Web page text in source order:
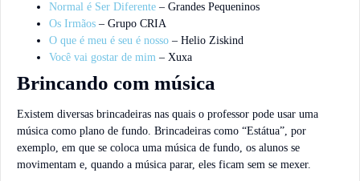
Normal é Ser Diferente – Grandes Pequeninos
Os Irmãos – Grupo CRIA
O que é meu é seu é nosso – Helio Ziskind
Você vai gostar de mim – Xuxa
Brincando com música
Existem diversas brincadeiras nas quais o professor pode usar uma
música como plano de fundo. Brincadeiras como “Estátua”, por
exemplo, em que se coloca uma música de fundo, os alunos se
movimentam e, quando a música parar, eles ficam sem se mexer.